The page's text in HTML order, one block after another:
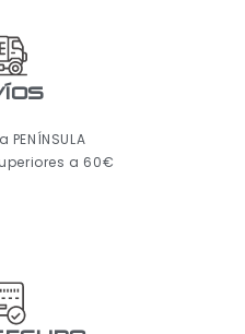
PENÍNSULA
a 60€